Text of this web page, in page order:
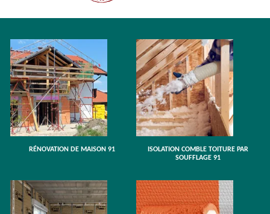
RÉNOVATION DE MAISON 91
ISOLATION COMBLE TOITURE PAR
SOUFFLAGE 91